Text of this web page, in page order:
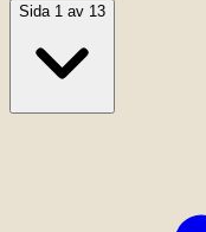
Sida 1 av 13